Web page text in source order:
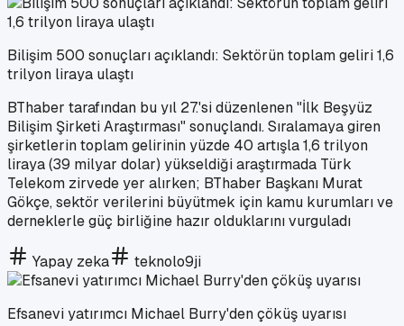
Bilişim 500 sonuçları açıklandı: Sektörün toplam geliri 1,6
trilyon liraya ulaştı
BThaber tarafından bu yıl 27.'si düzenlenen "İlk Beşyüz
Bilişim Şirketi Araştırması" sonuçlandı. Sıralamaya giren
şirketlerin toplam gelirinin yüzde 40 artışla 1,6 trilyon
liraya (39 milyar dolar) yükseldiği araştırmada Türk
Telekom zirvede yer alırken; BThaber Başkanı Murat
Gökçe, sektör verilerini büyütmek için kamu kurumları ve
derneklerle güç birliğine hazır olduklarını vurguladı
Yapay zeka teknolo9ji
Efsanevi yatırımcı Michael Burry'den çöküş uyarısı